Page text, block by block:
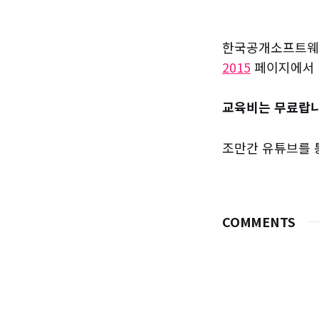
한국공개소프트
2015 페이지에
교육비는 무료랍
조만간 유튜브를
COMMENTS